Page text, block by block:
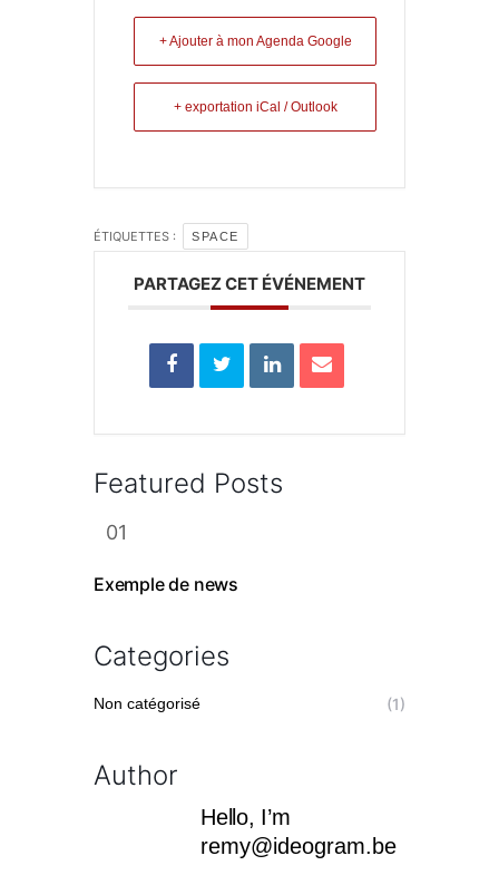
+ Ajouter à mon Agenda Google
+ exportation iCal / Outlook
ÉTIQUETTES : SPACE
PARTAGEZ CET ÉVÉNEMENT
Featured Posts
Exemple de news
Categories
Non catégorisé (1)
Author
Hello, I’m
remy@ideogram.be